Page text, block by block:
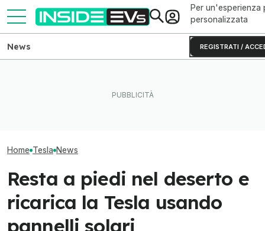
Per un'esperienza
personalizzata
REGISTRATI /
News
Home Tesla News
Resta a piedi nel deserto e
ricarica la Tesla usando
pannelli solari